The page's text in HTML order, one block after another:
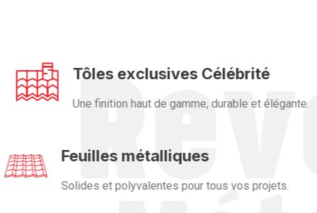
Tôles exclusives Célébrité
Une finition haut de gamme, durable et élégante.
Feuilles métalliques
Solides et polyvalentes pour tous vos projets.